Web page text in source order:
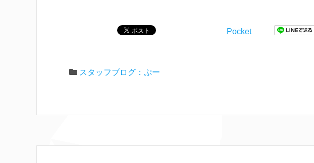
Pocket
スタッフブログ：ぷー